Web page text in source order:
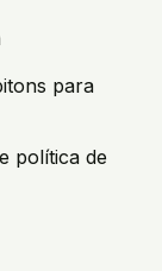
para
política de